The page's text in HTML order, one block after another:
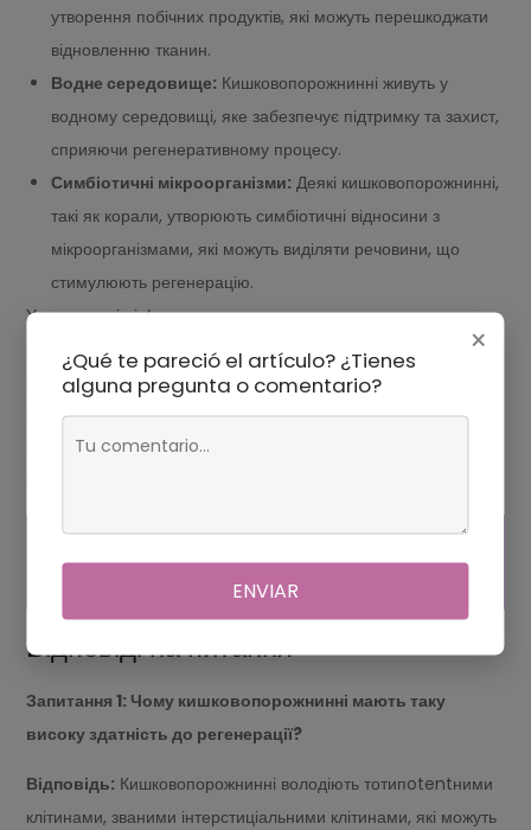
утворення побічних продуктів, які можуть перешкоджати
відновленню тканин.
Водне середовище: Кишковопорожнинні живуть у
водному середовищі, яке забезпечує підтримку та захист,
сприяючи регенеративному процесу.
Симбіотичні мікроорганізми: Деякі кишковопорожнинні,
такі як корали, утворюють симбіотичні відносини з
мікроорганізмами, які можуть виділяти речовини, що
стимулюють регенерацію.
У поєднанні ці фактори дають кишковопорожнинним
виняткову здатність до регенерації. Вони можуть
відновлювати втрачені кінцівки, частини тіла і навіть повністю
нові організми з невеликих фрагментів. Ця здатність має
важливе значення для виживання кишковопорожнинних у
СВЕКРУСІ НА 60 РОКІВ?
Відповіді на питання
Запитання 1: Чому кишковопорожнинні мають таку
високу здатність до регенерації?
Відповідь: Кишковопорожнинні володіють тотипotentними
клітинами, званими інтерстиціальними клітинами, які можуть
×
¿Qué te pareció el artículo? ¿Tienes
alguna pregunta o comentario?
ENVIAR